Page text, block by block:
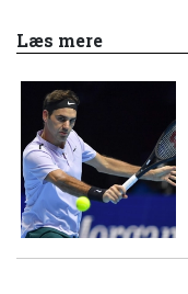
Læs mere